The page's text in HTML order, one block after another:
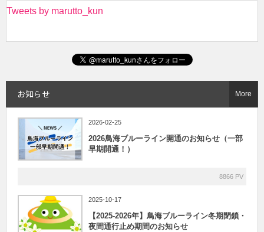
Tweets by marutto_kun
お知らせ
2026-02-25
2026鳥海ブルーライン開通のお知らせ（一部
早期開通！）
8866 PV
2025-10-17
【2025-2026年】鳥海ブルーライン冬期閉鎖・
夜間通行止め期間のお知らせ
More